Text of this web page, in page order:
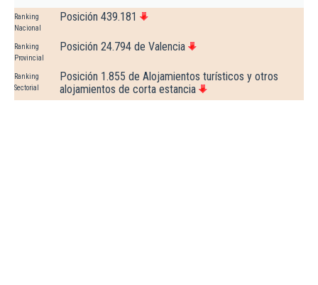
Ranking
Nacional
Posición 439.181
Ranking
Provincial
Posición 24.794 de Valencia
Ranking
Sectorial
Posición 1.855 de Alojamientos turísticos y otros
alojamientos de corta estancia